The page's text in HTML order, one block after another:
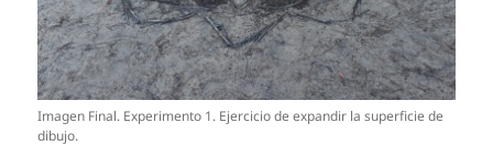
Imagen Final. Experimento 1. Ejercicio de expandir la superficie de
dibujo.